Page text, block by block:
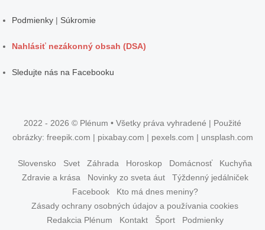
Podmienky | Súkromie
Nahlásiť nezákonný obsah (DSA)
Sledujte nás na Facebooku
2022 - 2026 © Plénum • Všetky práva vyhradené | Použité
obrázky: freepik.com | pixabay.com | pexels.com | unsplash.com
Slovensko Svet Záhrada Horoskop Domácnosť
Kuchyňa
Zdravie a krása
Novinky zo sveta áut
Týždenný jedálniček
Facebook
Kto má dnes meniny?
Zásady ochrany osobných údajov a používania cookies
Redakcia Plénum
Kontakt Šport
Podmienky